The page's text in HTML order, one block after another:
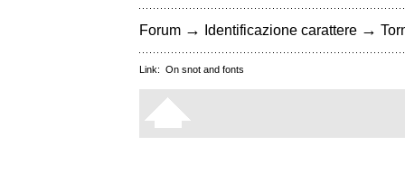
Forum → Identificazione carattere →
Link: On snot and fonts